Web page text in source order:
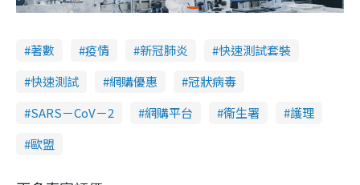
著數 疫情 新冠肺炎
快速測試套裝
快速測試
網購優惠
冠狀病毒
SARS－CoV－2
網購平台 衞生署
護理
歐盟